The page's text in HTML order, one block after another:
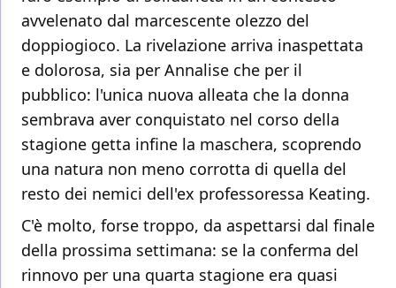
avvelenato dal marcescente olezzo del
doppiogioco. La rivelazione arriva inaspettata
e dolorosa, sia per Annalise che per il
pubblico: l'unica nuova alleata che la donna
sembrava aver conquistato nel corso della
stagione getta infine la maschera, scoprendo
una natura non meno corrotta di quella del
resto dei nemici dell'ex professoressa Keating.
C'è molto, forse troppo, da aspettarsi dal finale
della prossima settimana: se la conferma del
rinnovo per una quarta stagione era quasi